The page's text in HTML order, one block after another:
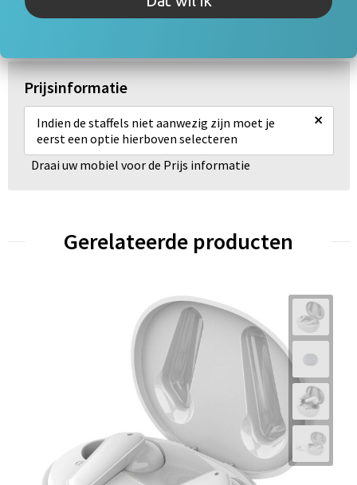
Specificaties
Prijsinformatie
Indien de staffels niet aanwezig zijn moet je
eerst een optie hierboven selecteren
×
Draai uw mobiel voor de Prijs informatie
Gerelateerde producten